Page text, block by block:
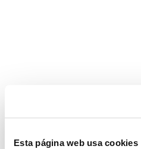
Esta página web usa cookies